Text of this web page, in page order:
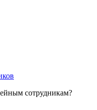
сотрудникам?